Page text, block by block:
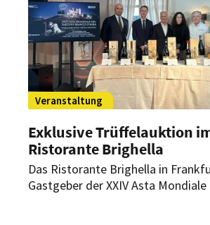
Veranstaltung
Exklusive Trüffelauktion
Ristorante Brighella
Das Ristorante Brighella in
Gastgeber der XXIV Asta